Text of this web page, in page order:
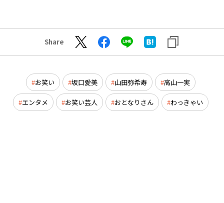
Share
お笑い 坂口愛美 山田弥希寿 高山一実
エンタメ お笑い芸人 おとなりさん わっきゃい